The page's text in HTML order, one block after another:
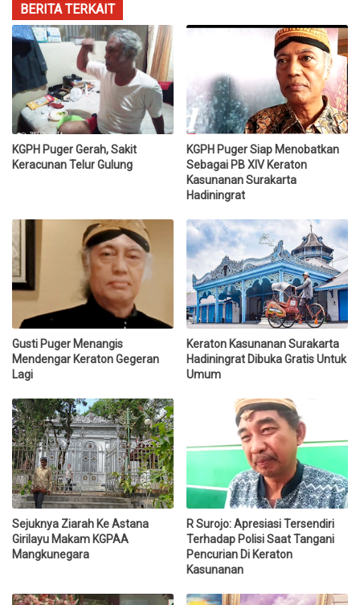
BERITA TERKAIT
KGPH Puger Gerah, Sakit
Keracunan Telur Gulung
KGPH Puger Siap Menobatkan
Sebagai PB XIV Keraton
Kasunanan Surakarta
Hadiningrat
Gusti Puger Menangis
Mendengar Keraton Gegeran
Lagi
Keraton Kasunanan Surakarta
Hadiningrat Dibuka Gratis Untuk
Umum
Sejuknya Ziarah Ke Astana
Girilayu Makam KGPAA
Mangkunegara
R Surojo: Apresiasi Tersendiri
Terhadap Polisi Saat Tangani
Pencurian Di Keraton
Kasunanan